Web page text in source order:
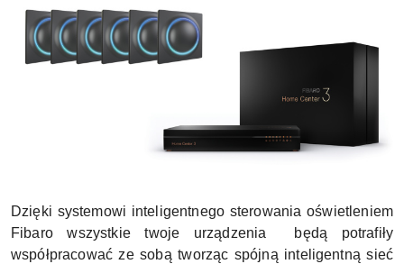
Dzięki systemowi inteligentnego sterowania oświetleniem
Fibaro wszystkie twoje urządzenia będą potrafiły
współpracować ze sobą tworząc spójną inteligentną sieć